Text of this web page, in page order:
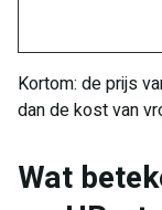
Kortom: de prijs
dan de kost van
Wat